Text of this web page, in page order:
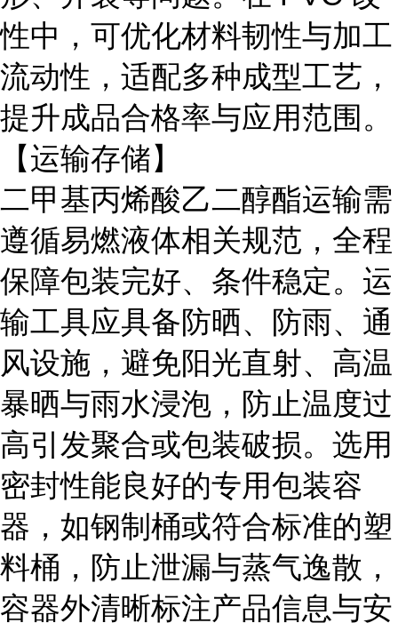
性中，可优化材料韧性与加工
流动性，适配多种成型工艺，
提升成品合格率与应用范围。
【运输存储】
二甲基丙烯酸乙二醇酯运输需
遵循易燃液体相关规范，全程
保障包装完好、条件稳定。运
输工具应具备防晒、防雨、通
风设施，避免阳光直射、高温
暴晒与雨水浸泡，防止温度过
高引发聚合或包装破损。选用
密封性能良好的专用包装容
器，如钢制桶或符合标准的塑
料桶，防止泄漏与蒸气逸散，
容器外清晰标注产品信息与安